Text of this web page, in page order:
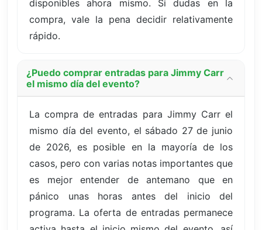
disponibles ahora mismo. Si dudas en la
compra, vale la pena decidir relativamente
rápido.
¿Puedo comprar entradas para Jimmy Carr
el mismo día del evento?
La compra de entradas para Jimmy Carr el
mismo día del evento, el sábado 27 de junio
de 2026, es posible en la mayoría de los
casos, pero con varias notas importantes que
es mejor entender de antemano que en
pánico unas horas antes del inicio del
programa. La oferta de entradas permanece